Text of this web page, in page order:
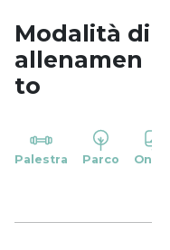
Modalità di
allenamen
to
Palestra Parco Online